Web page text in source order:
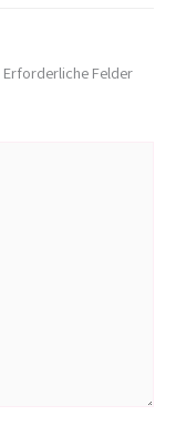
Erforderliche Felder